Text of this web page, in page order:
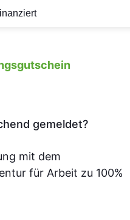
gemeldet?
mit dem
für Arbeit zu 100%